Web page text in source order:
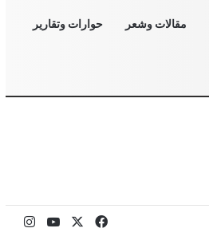
مقالات وشعر حوارات وتقارير
فيسبوك ‫YouTube